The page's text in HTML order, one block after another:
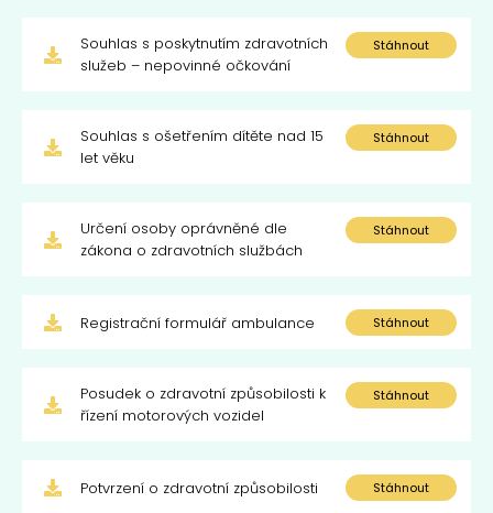
Souhlas s poskytnutím zdravotních
služeb – nepovinné očkování
Stáhnout
Souhlas s ošetřením dítěte nad 15
let věku
Stáhnout
Určení osoby oprávněné dle
zákona o zdravotních službách
Stáhnout
Registrační formulář ambulance Stáhnout
Posudek o zdravotní způsobilosti k
řízení motorových vozidel
Stáhnout
Potvrzení o zdravotní způsobilosti Stáhnout